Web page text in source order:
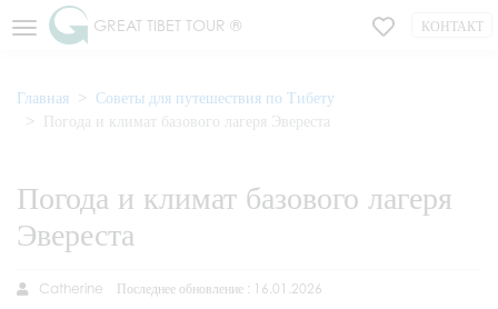
GREAT TIBET TOUR ® КОНТАКТ
Главная
Советы для путешествия по Тибету
Погода и климат базового лагеря Эвереста
Погода и климат базового лагеря
Эвереста
Catherine Последнее обновление : 16.01.2026